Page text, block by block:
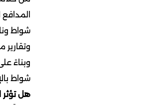
شواط
وتقارير
وبناءً
شواط بالإيقاف لـ 3 مباريات، فيما نال
هل تؤثر